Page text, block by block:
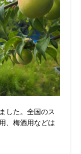
した。全国のス
、梅酒用などは